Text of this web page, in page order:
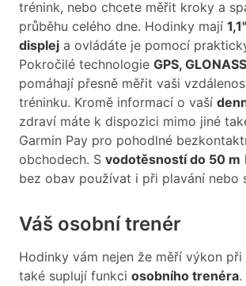
trénink, nebo chcete měřit kroky a
průběhu celého dne. Hodinky mají
displej a ovládáte je pomocí
Pokročilé technologie GPS,
pomáhají přesně měřit vaši
tréninku. Kromě informací o vaší
zdraví máte k dispozici mimo jiné
Garmin Pay pro pohodlné
obchodech. S vodotěsností do 50 m
bez obav používat i při plavání nebo
Váš osobní trenér
Hodinky vám nejen že měří výkon
také suplují funkci osobního trenéra.